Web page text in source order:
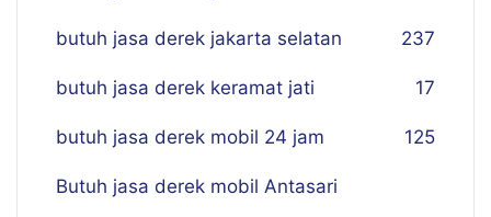
butuh jasa derek jakarta selatan 237
butuh jasa derek keramat jati 17
butuh jasa derek mobil 24 jam 125
Butuh jasa derek mobil Antasari